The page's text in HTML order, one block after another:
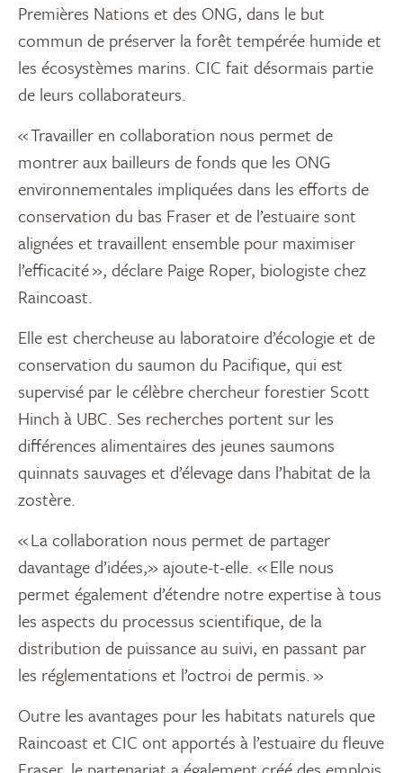
Premières Nations et des ONG, dans le but
commun de préserver la forêt tempérée humide et
les écosystèmes marins. CIC fait désormais partie
de leurs collaborateurs.
« Travailler en collaboration nous permet de
montrer aux bailleurs de fonds que les ONG
environnementales impliquées dans les efforts de
conservation du bas Fraser et de l’estuaire sont
alignées et travaillent ensemble pour maximiser
l’efficacité », déclare Paige Roper, biologiste chez
Raincoast.
Elle est chercheuse au laboratoire d’écologie et de
conservation du saumon du Pacifique, qui est
supervisé par le célèbre chercheur forestier Scott
Hinch à UBC. Ses recherches portent sur les
différences alimentaires des jeunes saumons
quinnats sauvages et d’élevage dans l’habitat de la
zostère.
« La collaboration nous permet de partager
davantage d’idées,» ajoute-t-elle. « Elle nous
permet également d’étendre notre expertise à tous
les aspects du processus scientifique, de la
distribution de puissance au suivi, en passant par
les réglementations et l’octroi de permis. »
Outre les avantages pour les habitats naturels que
Raincoast et CIC ont apportés à l’estuaire du fleuve